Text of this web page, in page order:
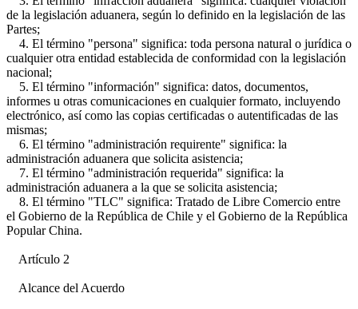
de la legislación aduanera, según lo definido en la legislación de las
Partes;
4. El término "persona" significa: toda persona natural o jurídica o
cualquier otra entidad establecida de conformidad con la legislación
nacional;
5. El término "información" significa: datos, documentos,
informes u otras comunicaciones en cualquier formato, incluyendo
electrónico, así como las copias certificadas o autentificadas de las
mismas;
6. El término "administración requirente" significa: la
administración aduanera que solicita asistencia;
7. El término "administración requerida" significa: la
administración aduanera a la que se solicita asistencia;
8. El término "TLC" significa: Tratado de Libre Comercio entre
el Gobierno de la República de Chile y el Gobierno de la República
Popular China.
Artículo 2
Alcance del Acuerdo